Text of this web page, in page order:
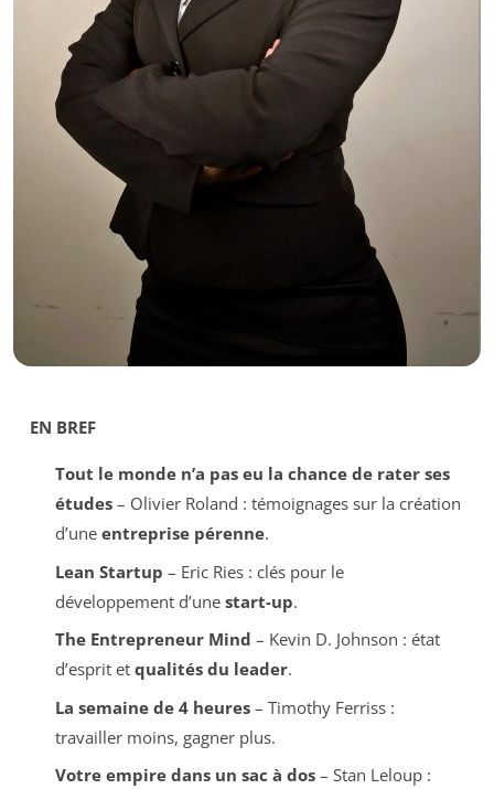
EN BREF
Tout le monde n’a pas eu la chance de rater ses
études– Olivier Roland : témoignages sur la création
d’une entreprise pérenne.
Lean Startup – Eric Ries : clés pour le
développement d’une start-up.
The Entrepreneur Mind – Kevin D. Johnson : état
d’esprit et qualités du leader.
La semaine de 4 heures– Timothy Ferriss :
travailler moins, gagner plus.
Votre empire dans un sac à dos– Stan Leloup :